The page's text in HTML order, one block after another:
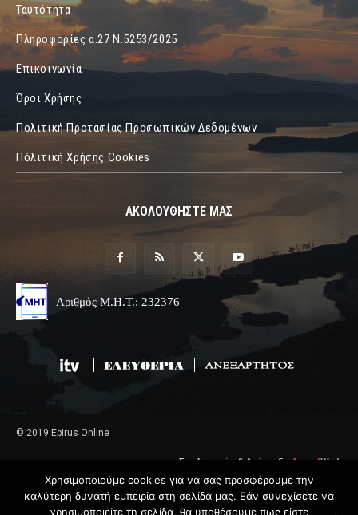
Ταυτότητα
Πληροφορίες α.27 Ν.5253/2025
Επικοινωνία
Όροι Χρήσης
Πολιτική Προτασίας Προσωπικών Δεδομένων
Πόλιτική Χρήσης Cookies
ΑΚΟΛΟΥΘΗΣΤΕ ΜΑΣ
Αριθμός Μ.Η.Τ.: 232376
© 2019 Epirus Online
Σχεδιασμός & Ανάπτυξη AngelWeb
Χρησιμοποιούμε cookies για να σας προσφέρουμε την
καλύτερη δυνατή εμπειρία στη σελίδα μας. Εάν συνεχίσετε να
χρησιμοποιείτε τη σελίδα, θα υποθέσουμε πως είστε